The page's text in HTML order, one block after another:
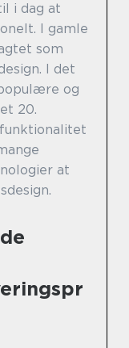
i dag at
I gamle
som
I det
og
20.
at